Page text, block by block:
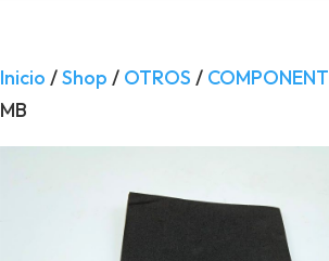
Inicio /Shop / OTROS /
MB